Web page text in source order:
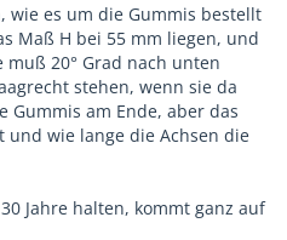
wie es um die Gummis bestellt
Maß H bei 55 mm liegen, und
20° Grad nach unten
stehen, wenn sie da
Gummis am Ende, aber das
wie lange die Achsen die
Jahre halten, kommt ganz auf